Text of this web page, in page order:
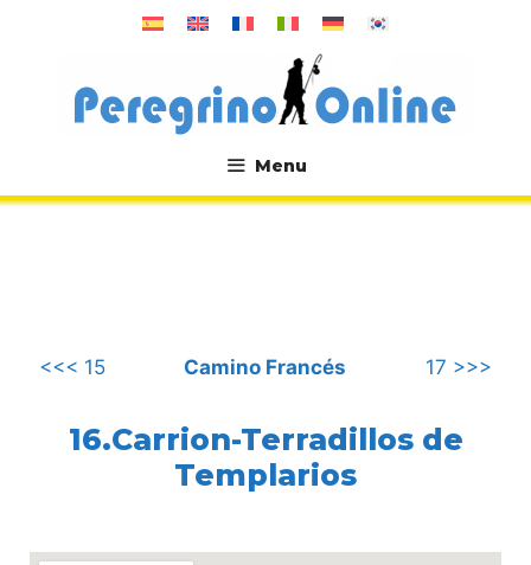
뛰
Menu
.
<<< 15 Camino Francés 17 >>>
16.Carrion-Terradillos de
Templarios